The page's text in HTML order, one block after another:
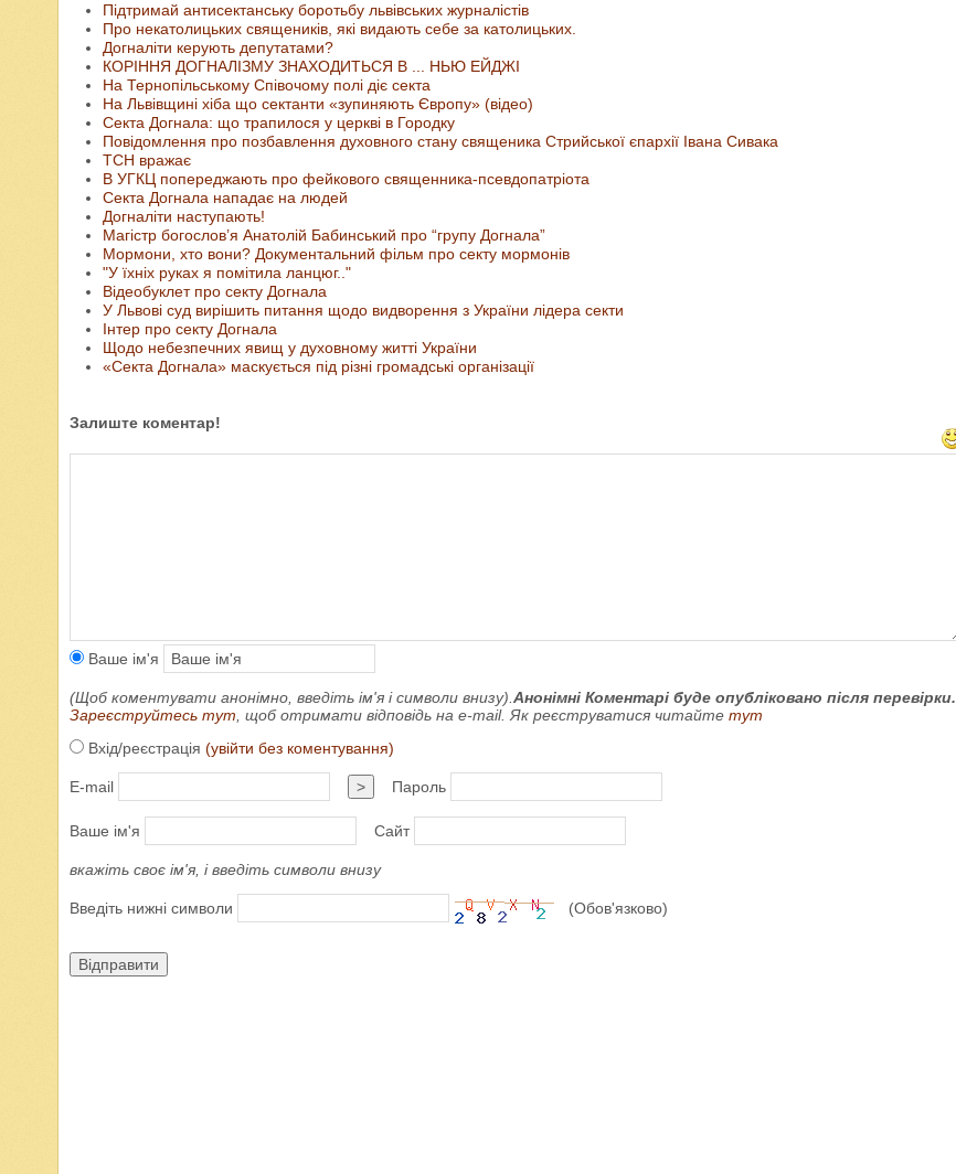
Підтримай антисектанську боротьбу львівських журналістів
Про некатолицьких священиків, які видають себе за католицьких.
Догналіти керують депутатами?
КОРІННЯ ДОГНАЛІЗМУ ЗНАХОДИТЬСЯ В ... НЬЮ ЕЙДЖІ
На Тернопільському Cпівочому полі діє секта
На Львівщині хіба що сектанти «зупиняють Європу» (відео)
Секта Догнала: що трапилося у церкві в Городку
Повідомлення про позбавлення духовного стану священика Стрийської єпархії Івана Сивака
ТСН вражає
В УГКЦ попереджають про фейкового священника-псевдопатріота
Секта Догнала нападає на людей
Догналіти наступають!
Магістр богослов’я Анатолій Бабинський про “групу Догнала”
Мормони, хто вони? Документальний фільм про секту мормонів
"У їхніх руках я помітила ланцюг.."
Відеобуклет про секту Догнала
У Львові суд вирішить питання щодо видворення з України лідера секти
Інтер про секту Догнала
Щодо небезпечних явищ у духовному житті України
«Секта Догнала» маскується під різні громадські організації
Залиште коментар!
Ваше ім'я
(Щоб коментувати анонімно, введіть ім'я і символи внизу).Анонімні Коментарі буде опубліковано після перевірки.
Зареєструйтесь тут, щоб отримати відповідь на e-mail. Як реєструватися читайте тут
Вхід/реєстрація (увійти без коментування)
E-mail > Пароль
Ваше ім'я Сайт
вкажіть своє ім'я, і введіть символи внизу
Введіть нижні символи (Обов'язково)
Відправити